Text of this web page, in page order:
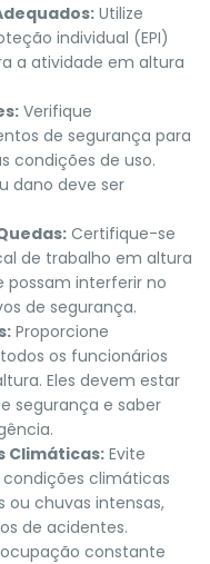
Utilize
individual (EPI)
a atividade em altura
Verifique
de segurança para
condições de uso.
dano deve ser
Certifique-se
de trabalho em altura
possam interferir no
de segurança.
Proporcione
os funcionários
Eles devem estar
segurança e saber
Climáticas: Evite
climáticas
ou chuvas intensas,
de acidentes.
constante